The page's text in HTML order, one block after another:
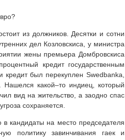
из должников. Десятки и сотни
дел Козловскиса, у министра
жены премьера Домбровскиса
кредит государственным
был перекуплен Swedbanka,
Нашелся какой–то индиец, который
вид на жительство, а заодно спас
сохраняется.
кандидаты на место председателя
политику завинчивания гаек и